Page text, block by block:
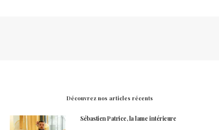
Découvrez nos articles récents
Sébastien Patrice, la lame intérieure